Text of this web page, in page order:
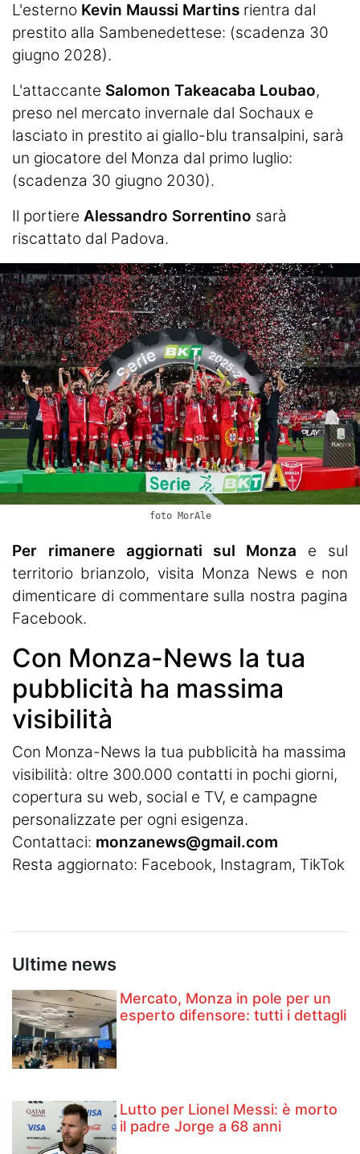
L'esterno Kevin Maussi Martins rientra dal
prestito alla Sambenedettese: (scadenza 30
giugno 2028).
L'attaccante Salomon Takeacaba Loubao,
preso nel mercato invernale dal Sochaux e
lasciato in prestito ai giallo-blu transalpini, sarà
un giocatore del Monza dal primo luglio:
(scadenza 30 giugno 2030).
Il portiere Alessandro Sorrentino sarà
riscattato dal Padova.
foto MorAle
Per rimanere aggiornati sul Monza e sul
territorio brianzolo, visita Monza News e non
dimenticare di commentare sulla nostra pagina
Facebook.
Con Monza-News la tua
pubblicità ha massima
visibilità
Con Monza-News la tua pubblicità ha massima
visibilità: oltre 300.000 contatti in pochi giorni,
copertura su web, social e TV, e campagne
personalizzate per ogni esigenza.
Contattaci: monzanews@gmail.com
Resta aggiornato: Facebook, Instagram, TikTok
Ultime news
Mercato, Monza in pole per un
esperto difensore: tutti i dettagli
Lutto per Lionel Messi: è morto
il padre Jorge a 68 anni